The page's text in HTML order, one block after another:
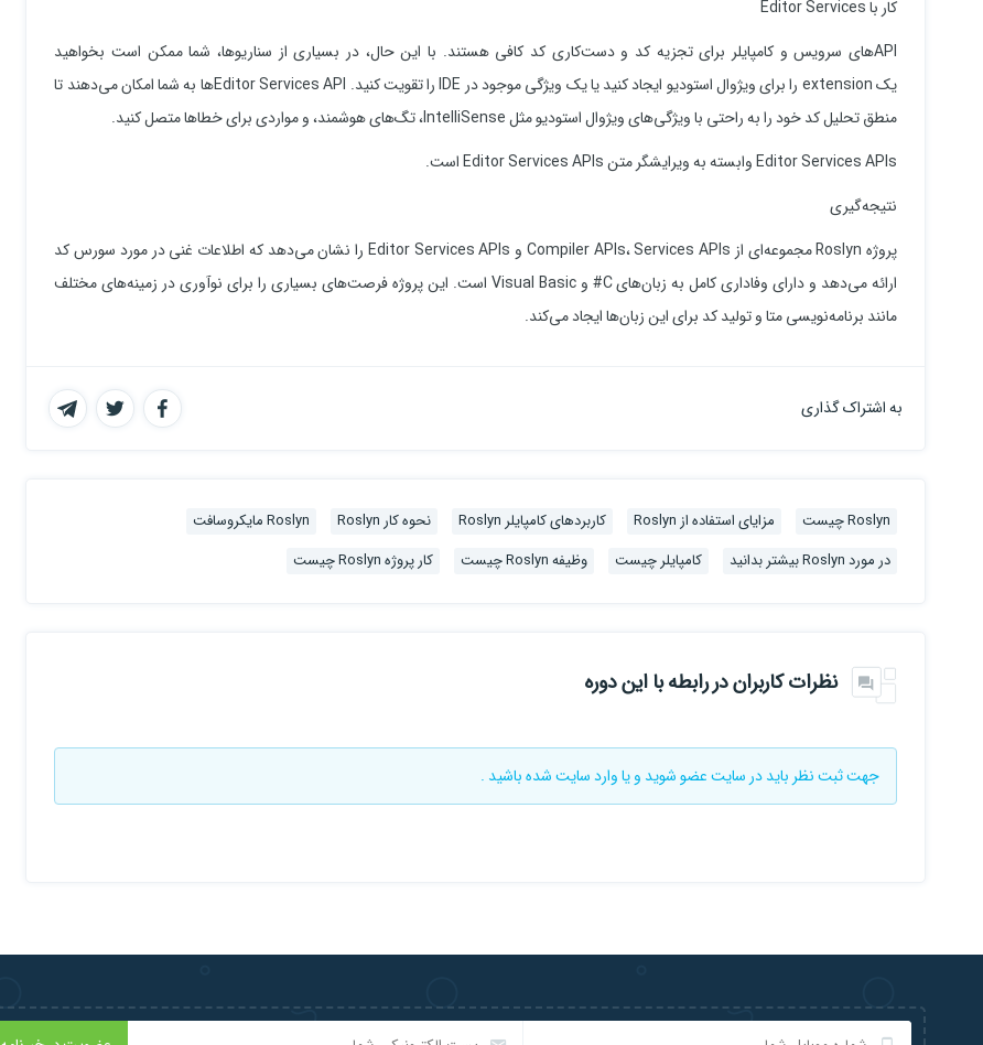
کار با Editor Services
APIهای سرویس و کامپایلر برای تجزیه کد و دست‌کاری کد کافی هستند. با این حال،‌ در بسیاری از سناریوها، شما ممکن است بخواهید
یک extension را برای ویژوال استودیو ایجاد کنید یا یک ویژگی موجود در IDE را تقویت کنید. Editor Services APIها به شما امکان می‌دهند تا
منطق تحلیل کد خود را به راحتی با ویژگی‌های ویژوال استودیو مثل IntelliSense، تگ‌های هوشمند، و مواردی برای خطاها متصل کنید.
Editor Services APIs وابسته به ویرایشگر متن Editor Services APIs است.
نتیجه‌گیری
پروژه Roslyn مجموعه‌ای از Compiler APIs، Services APIs و Editor Services APIs را نشان می‌دهد که اطلاعات غنی در مورد سورس کد
ارائه می‌دهد و دارای وفاداری کامل به زبان‌های C# و Visual Basic است. این پروژه فرصت‌های بسیاری را برای نوآوری در زمینه‌های مختلف
مانند برنامه‌نویسی متا و تولید کد برای این زبان‌ها ایجاد می‌کند.
به اشتراک گذاری
Roslyn چیست مزایای استفاده از Roslyn کاربردهای کامپایلر Roslyn نحوه کار Roslyn
Roslyn مایکروسافت
در مورد Roslyn بیشتر بدانید
کامپایلر چیست وظیفه Roslyn چیست کار پروژه Roslyn چیست
نظرات کاربران در رابطه با این دوره
جهت ثبت نظر باید در سایتعضو شوید و یاوارد سایتشده باشید .